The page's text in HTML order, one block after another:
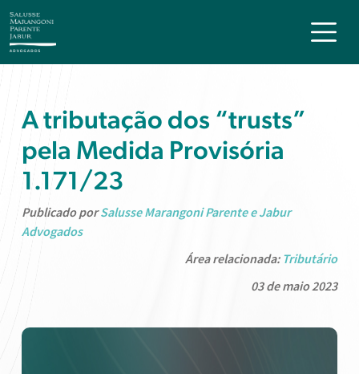
A tributação dos “trusts”
pela Medida Provisória
1.171/23
Publicado porSalusse Marangoni Parente e Jabur
Advogados
Área relacionada: Tributário
03 de maio 2023